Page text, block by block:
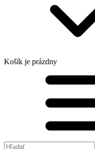
Košík je prázdny